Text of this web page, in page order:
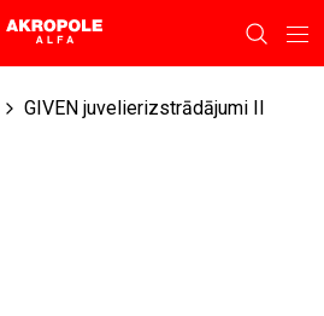
GIVEN juvelierizstrādājumi II